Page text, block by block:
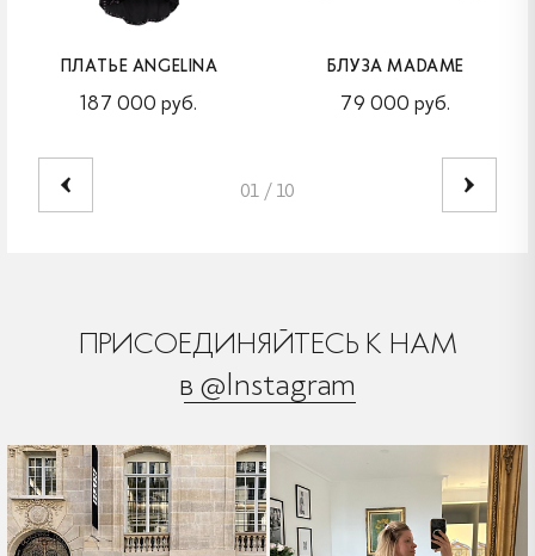
ПЛАТЬЕ ANGELINA
187 000 руб.
БЛУЗА MADAME
79 000 руб.
01 / 10
ПРИСОЕДИНЯЙТЕСЬ К НАМ
в @Instagram